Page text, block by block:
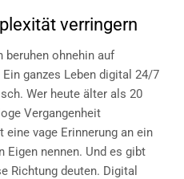
verringern
beruhen ohnehin auf
ganzes Leben digital 24/7
Wer heute älter als 20
Vergangenheit
vage Erinnerung an ein
Eigen nennen. Und es gibt
Richtung deuten. Digital